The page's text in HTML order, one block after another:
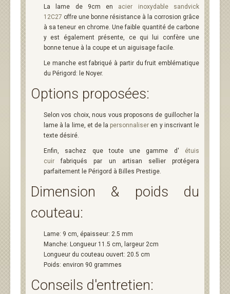
La lame de 9cm en acier inoxydable sandvick
12C27 offre une bonne résistance à la corrosion grâce
à sa teneur en chrome. Une faible quantité de carbone
y est également présente, ce qui lui confère une
bonne tenue à la coupe et un aiguisage facile.
Le manche est fabriqué à partir du fruit emblématique
du Périgord: le Noyer.
Options proposées:
Selon vos choix, nous vous proposons de guillocher la
lame à la lime, et de la personnaliser en y inscrivant le
texte désiré.
Enfin, sachez que toute une gamme d' étuis
cuir fabriqués par un artisan sellier protégera
parfaitement le Périgord à Billes Prestige.
Dimension & poids du
couteau:
Lame: 9 cm, épaisseur: 2.5 mm
Manche: Longueur 11.5 cm, largeur 2cm
Longueur du couteau ouvert: 20.5 cm
Poids: environ 90 grammes
Conseils d'entretien: